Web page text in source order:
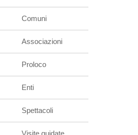
Comuni
Associazioni
Proloco
Enti
Spettacoli
Visite guidate